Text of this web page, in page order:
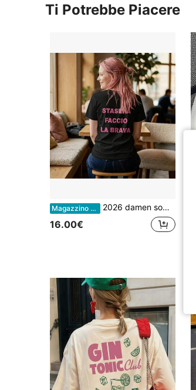
Ti Potrebbe Piacere
Magazzino EU 2026 damen sommer outfit Tonight I'm Being a Good Guy T-shirt | Tonight I'm Being a Good Guy T-shirt | Italian Phrase, Bold Pink Text
16.00€